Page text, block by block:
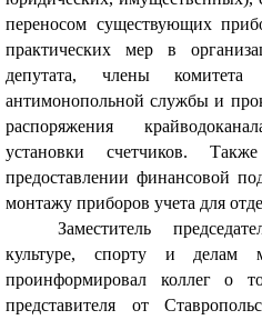
переносом существующих
практических мер в
депутата, члены
антимонопольной службы и
распоряжения
установки счетчиков.
предоставлении финансовой
монтажу приборов учета для
Заместитель
культуре, спорту и делам
проинформировал коллег о
представителя от